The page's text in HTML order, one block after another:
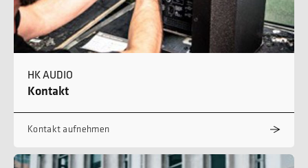
HK AUDIO
Kontakt
Kontakt aufnehmen